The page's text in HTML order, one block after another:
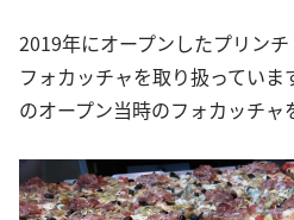
2019年にオープンしたプリン
フォカッチャを取り扱っていま
のオープン当時のフォカッチャ